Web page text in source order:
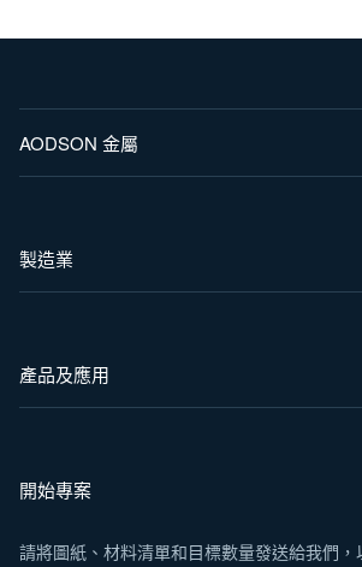
AODSON 金屬
製造業
產品及應用
開始專案
請將圖紙、材料清單和目標數量發送給我們